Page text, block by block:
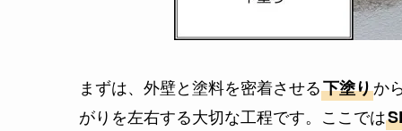
まずは、外壁と塗料を密着させる下塗りか
がりを左右する大切な工程です。ここでは